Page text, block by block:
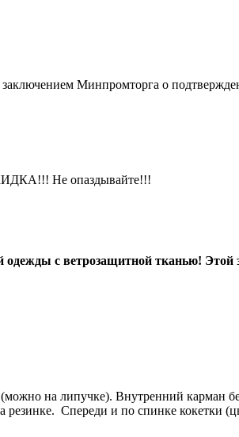
Минпромторга о
Не опаздывайте!!!
с ветрозащитной тканью! Этой
на липучке). Внутренний карман
Спереди и по спинке кокетки